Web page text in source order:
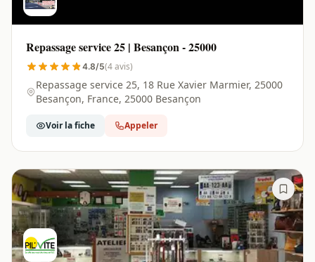
Repassage service 25 | Besançon - 25000
4.8/5(4 avis)
Repassage service 25, 18 Rue Xavier Marmier, 25000
Besançon, France, 25000 Besançon
Voir la fiche Appeler